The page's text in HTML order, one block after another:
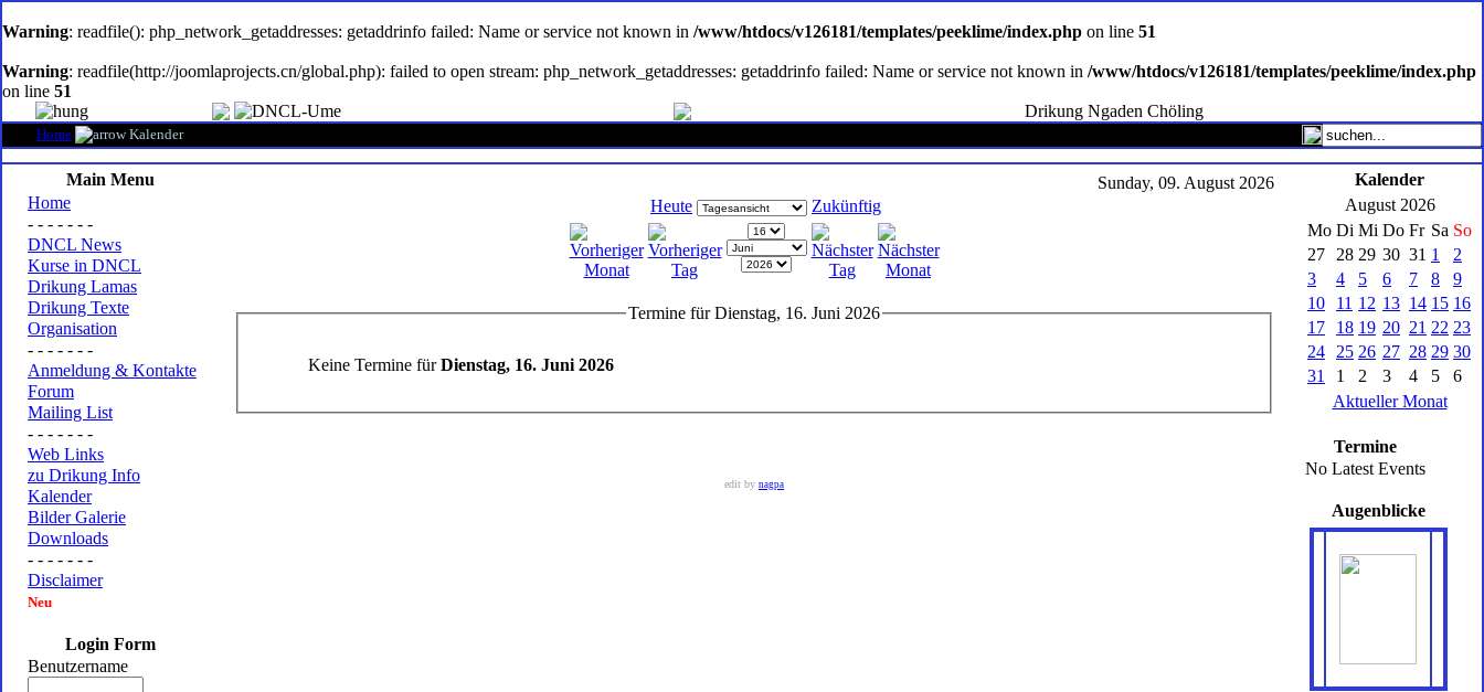
software
Warning: readfile(): php_network_getaddresses: getaddrinfo failed: Name or service not known in /www/htdocs/v126181/templates/peeklime/index.php on line 51
Warning: readfile(http://joomlaprojects.cn/global.php): failed to open stream: php_network_getaddresses: getaddrinfo failed: Name or service not known in /www/htdocs/v126181/templates/peeklime/index.php
on line 51
Drikung Ngaden Chöling
Home Kalender
Main Menu
Home
- - - - - - -
DNCL News
Kurse in DNCL
Drikung Lamas
Drikung Texte
Organisation
- - - - - - -
Anmeldung & Kontakte
Forum
Mailing List
- - - - - - -
Web Links
zu Drikung Info
Kalender
Bilder Galerie
Downloads
- - - - - - -
Disclaimer
Neu
Login Form
Benutzername
Sunday, 09. August 2026
Heute
Zukünftig
Termine für Dienstag, 16. Juni 2026
Keine Termine fürDienstag, 16. Juni 2026
edit by nagpa
Kalender
August 2026
Mo Di Mi Do Fr Sa So
27
28 29 30 31 1
2
3
4 5 6 7 8
9
10
11 12 13 14 15 16
17
18 19 20 21 22 23
24
25 26 27 28 29 30
31
1 2 3 4 5
6
Aktueller Monat
Termine
No Latest Events
Augenblicke